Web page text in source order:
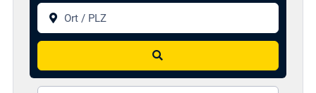
Ort / PLZ
Suchen